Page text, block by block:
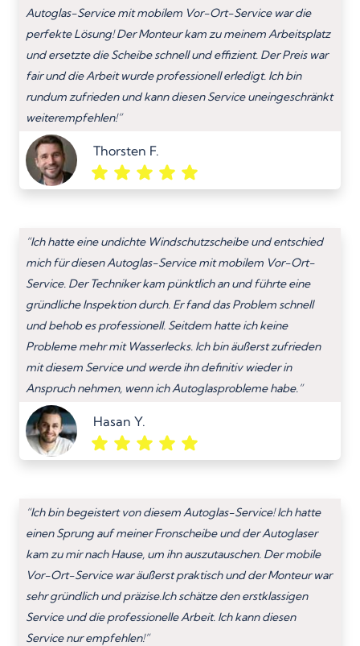
Autoglas-Service mit mobilem Vor-Ort-Service war die
perfekte Lösung! Der Monteur kam zu meinem Arbeitsplatz
und ersetzte die Scheibe schnell und effizient. Der Preis war
fair und die Arbeit wurde professionell erledigt. Ich bin
rundum zufrieden und kann diesen Service uneingeschränkt
weiterempfehlen!”
Thorsten F.
“Ich hatte eine undichte Windschutzscheibe und entschied
mich für diesen Autoglas-Service mit mobilem Vor-Ort-
Service. Der Techniker kam pünktlich an und führte eine
gründliche Inspektion durch. Er fand das Problem schnell
und behob es professionell. Seitdem hatte ich keine
Probleme mehr mit Wasserlecks. Ich bin äußerst zufrieden
mit diesem Service und werde ihn definitiv wieder in
Anspruch nehmen, wenn ich Autoglasprobleme habe.”
Hasan Y.
“Ich bin begeistert von diesem Autoglas-Service! Ich hatte
einen Sprung auf meiner Fronscheibe und der Autoglaser
kam zu mir nach Hause, um ihn auszutauschen. Der mobile
Vor-Ort-Service war äußerst praktisch und der Monteur war
sehr gründlich und präzise.Ich schätze den erstklassigen
Service und die professionelle Arbeit. Ich kann diesen
Service nur empfehlen!”